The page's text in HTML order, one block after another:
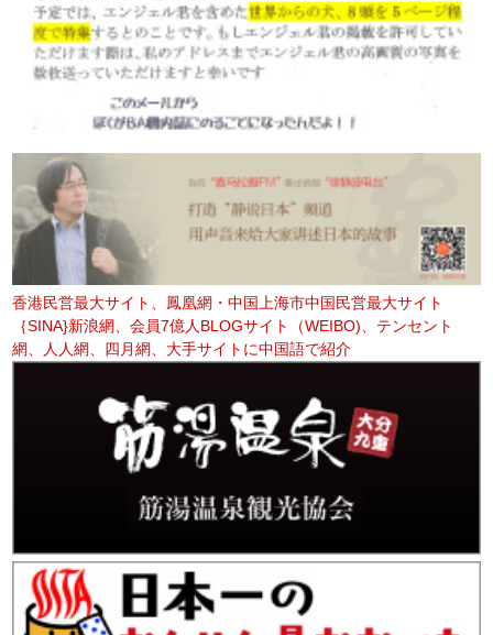
香港民営最大サイト、鳳凰網・中国上海市中国民営最大サイト
｛SINA}新浪網、会員7億人BLOGサイト（WEIBO)、テンセント
網、人人網、四月網、大手サイトに中国語で紹介